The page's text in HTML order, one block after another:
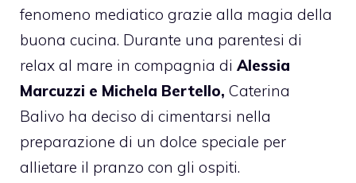
fenomeno mediatico grazie alla magia della
buona cucina. Durante una parentesi di
relax al mare in compagnia di Alessia
Marcuzzi e Michela Bertello, Caterina
Balivo ha deciso di cimentarsi nella
preparazione di un dolce speciale per
allietare il pranzo con gli ospiti.